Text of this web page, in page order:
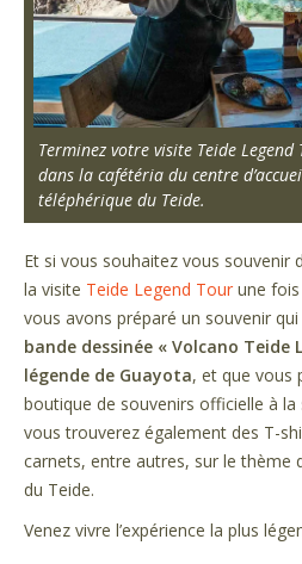
Terminez votre visite Teide
dans la cafétéria du centre
téléphérique du Teide.
Et si vous souhaitez vous souvenir
la visite Teide Legend Tour une
vous avons préparé un souvenir
bande dessinée « Volcano Teide
légende de Guayota, et que vous
boutique de souvenirs officielle à la
vous trouverez également des T-
carnets, entre autres, sur le thème
du Teide.
Venez vivre l’expérience la plus